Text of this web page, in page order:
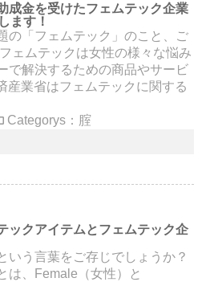
成金を受けたフェムテック企業
ます！
の「フェムテック」のこと、ご
ェムテックは女性の様々な悩み
で解決するための商品やサービ
産業省はフェムテックに関する
Categorys： 腟
ックアイテムとフェムテック企
いう言葉をご存じでしょうか？
は、Female（女性）と